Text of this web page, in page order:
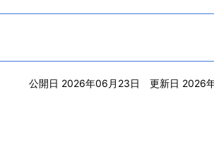
公開日 2026年06月23日 更新日 2026